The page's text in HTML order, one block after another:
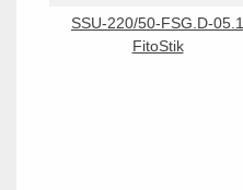
SSU-220/50-FSG.D-05.1
FitoStik